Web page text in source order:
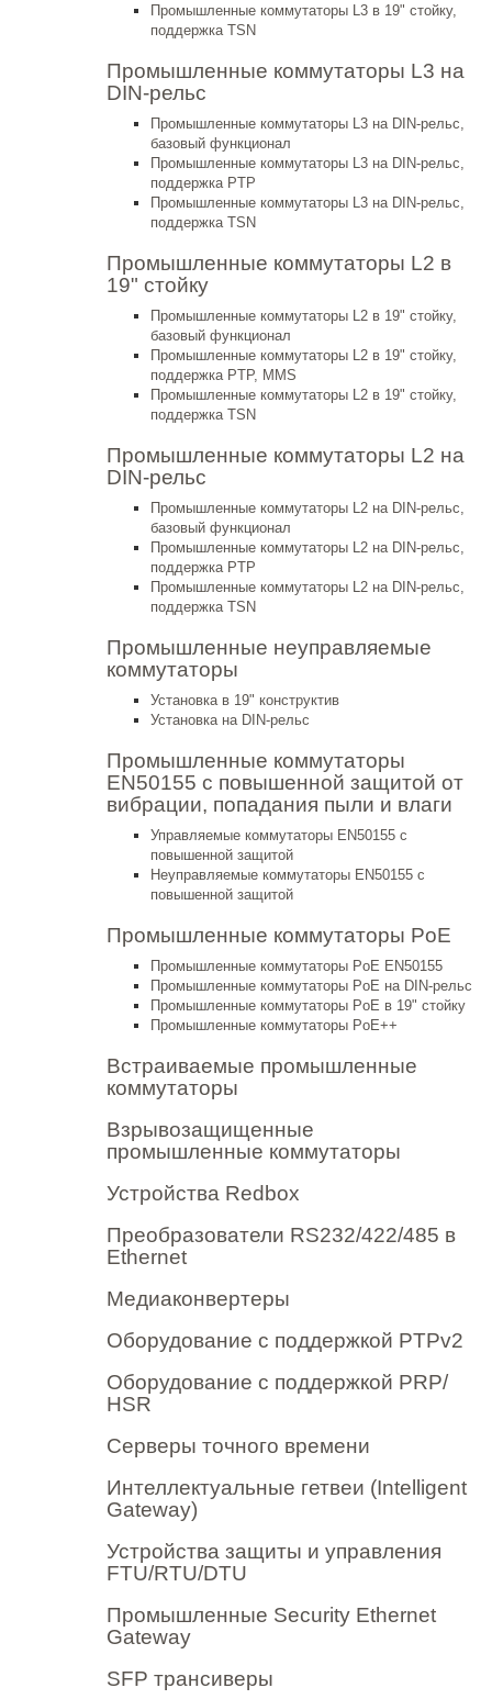
Промышленные коммутаторы L3 в 19" стойку,
поддержка TSN
Промышленные коммутаторы L3 на
DIN-рельс
Промышленные коммутаторы L3 на DIN-рельс,
базовый функционал
Промышленные коммутаторы L3 на DIN-рельс,
поддержка PTP
Промышленные коммутаторы L3 на DIN-рельс,
поддержка TSN
Промышленные коммутаторы L2 в
19" стойку
Промышленные коммутаторы L2 в 19" стойку,
базовый функционал
Промышленные коммутаторы L2 в 19" стойку,
поддержка PTP, MMS
Промышленные коммутаторы L2 в 19" стойку,
поддержка TSN
Промышленные коммутаторы L2 на
DIN-рельс
Промышленные коммутаторы L2 на DIN-рельс,
базовый функционал
Промышленные коммутаторы L2 на DIN-рельс,
поддержка PTP
Промышленные коммутаторы L2 на DIN-рельс,
поддержка TSN
Промышленные неуправляемые
коммутаторы
Установка в 19" конструктив
Установка на DIN-рельс
Промышленные коммутаторы
EN50155 с повышенной защитой от
вибрации, попадания пыли и влаги
Управляемые коммутаторы EN50155 с
повышенной защитой
Неуправляемые коммутаторы EN50155 с
повышенной защитой
Промышленные коммутаторы PoE
Промышленные коммутаторы PoE EN50155
Промышленные коммутаторы PoE на DIN-рельс
Промышленные коммутаторы PoE в 19" стойку
Промышленные коммутаторы PoE++
Встраиваемые промышленные
коммутаторы
Взрывозащищенные
промышленные коммутаторы
Устройства Redbox
Преобразователи RS232/422/485 в
Ethernet
Медиаконвертеры
Оборудование с поддержкой PTPv2
Оборудование с поддержкой PRP/
HSR
Серверы точного времени
Интеллектуальные гетвеи (Intelligent
Gateway)
Устройства защиты и управления
FTU/RTU/DTU
Промышленные Security Ethernet
Gateway
SFP трансиверы